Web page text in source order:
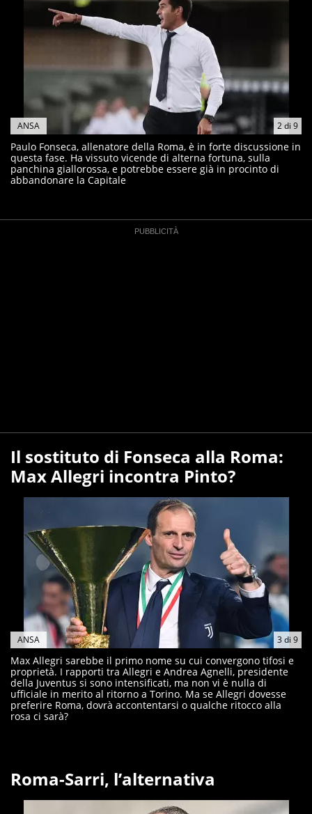
2di 9
ANSA
Paulo Fonseca, allenatore della Roma, è in forte discussione in
questa fase. Ha vissuto vicende di alterna fortuna, sulla
panchina giallorossa, e potrebbe essere già in procinto di
abbandonare la Capitale
Il sostituto di Fonseca alla Roma:
Max Allegri incontra Pinto?
3di 9
ANSA
Max Allegri sarebbe il primo nome su cui convergono tifosi e
proprietà. I rapporti tra Allegri e Andrea Agnelli, presidente
della Juventus si sono intensificati, ma non vi è nulla di
ufficiale in merito al ritorno a Torino. Ma se Allegri dovesse
preferire Roma, dovrà accontentarsi o qualche ritocco alla
rosa ci sarà?
Roma-Sarri, l’alternativa